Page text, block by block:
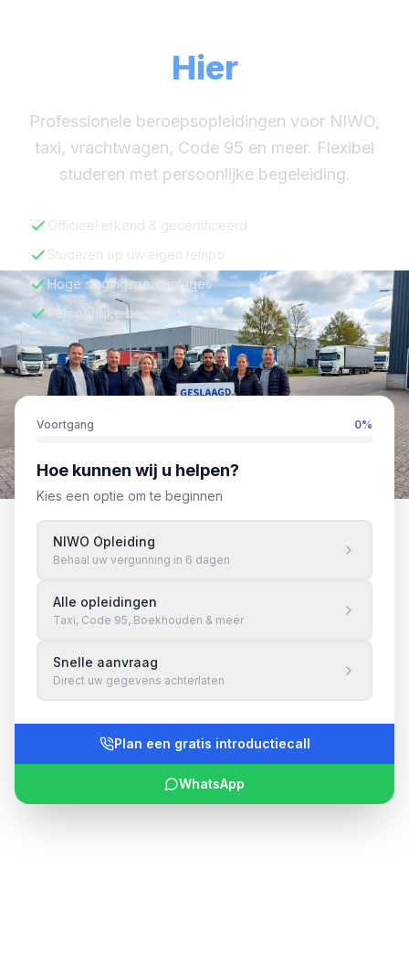
Hier
Professionele beroepsopleidingen voor NIWO,
taxi, vrachtwagen, Code 95 en meer. Flexibel
studeren met persoonlijke begeleiding.
Officieel erkend & gecertificeerd
Studeren op uw eigen tempo
Hoge slagingspercentages
Persoonlijke begeleiding
Voortgang 0%
Hoe kunnen wij u helpen?
Kies een optie om te beginnen
NIWO Opleiding
Behaal uw vergunning in 6 dagen
Alle opleidingen
Taxi, Code 95, Boekhouden & meer
Snelle aanvraag
Direct uw gegevens achterlaten
Plan een gratis introductiecall
WhatsApp